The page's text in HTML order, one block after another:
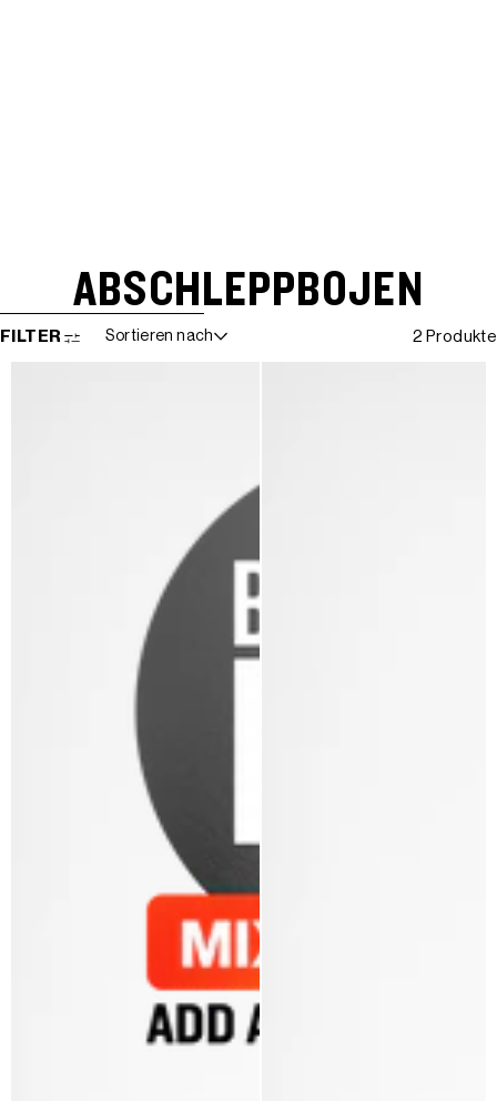
ABSCHLEPPBOJEN
WEITER ZUR ERGEBNISLISTE
FILTER Sortieren nach 2 Produkte